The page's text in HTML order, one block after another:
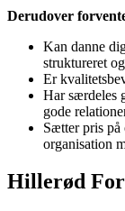
Derudover
Kan danne
struktureret
Er
Har særdeles
gode
Sætter pris på
organisation
Hillerød